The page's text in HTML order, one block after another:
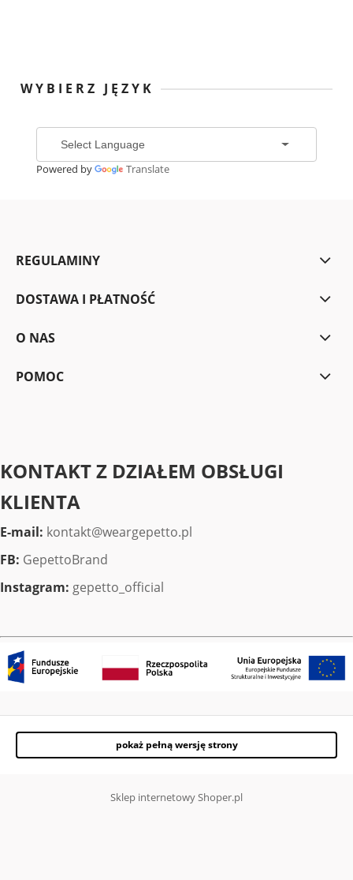
WYBIERZ JĘZYK
Powered by Translate
REGULAMINY
DOSTAWA I PŁATNOŚĆ
O NAS
POMOC
KONTAKT Z DZIAŁEM OBSŁUGI
KLIENTA
E-mail: kontakt@weargepetto.pl
FB: GepettoBrand
Instagram: gepetto_official
pokaż pełną wersję strony
Sklep internetowy Shoper.pl